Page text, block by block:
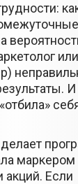
или
маркером
акций. Если